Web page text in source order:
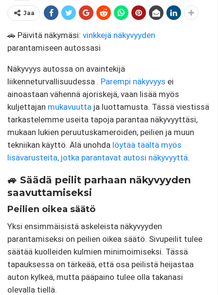
Jaa
🚗 Päivitä näkymäsi: vinkkejä näkyvyyden
parantamiseen autossasi
Näkyvyys autossa on avaintekijä
liikenneturvallisuudessa . Parempi näkyvyys ei
ainoastaan ​​vähennä ajoriskejä, vaan lisää myös
kuljettajan mukavuutta ja luottamusta. Tässä viestissä
tarkastelemme useita tapoja parantaa näkyvyyttäsi,
mukaan lukien peruutuskameroiden, peilien ja muun
tekniikan käyttö. Älä unohda löytää täältä myös
lisävarusteita, jotka parantavat autosi näkyvyyttä.
🚙 Säädä peilit parhaan näkyvyyden
saavuttamiseksi
Peilien oikea säätö
Yksi ensimmäisistä askeleista näkyvyyden
parantamiseksi on peilien oikea säätö. Sivupeilit tulee
säätää kuolleiden kulmien minimoimiseksi. Tässä
tapauksessa on tärkeää, että osa peilistä heijastaa
auton kylkeä, mutta pääpaino tulee olla takanasi
olevalla tiellä.